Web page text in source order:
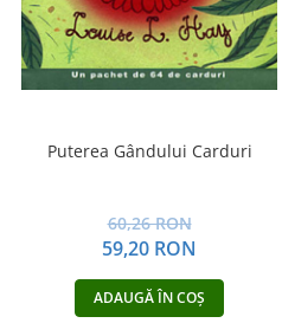
Puterea Gândului Carduri
60,26 RON
59,20 RON
ADAUGĂ ÎN COȘ